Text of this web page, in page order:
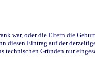
war, oder die Eltern die
diesen Eintrag auf der
technischen Gründen nur